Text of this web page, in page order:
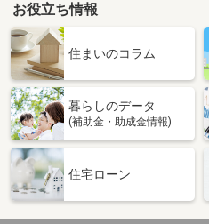
お役立ち情報
住まいのコラム
暮らしのデータ
(補助金・助成金情報)
住宅ローン